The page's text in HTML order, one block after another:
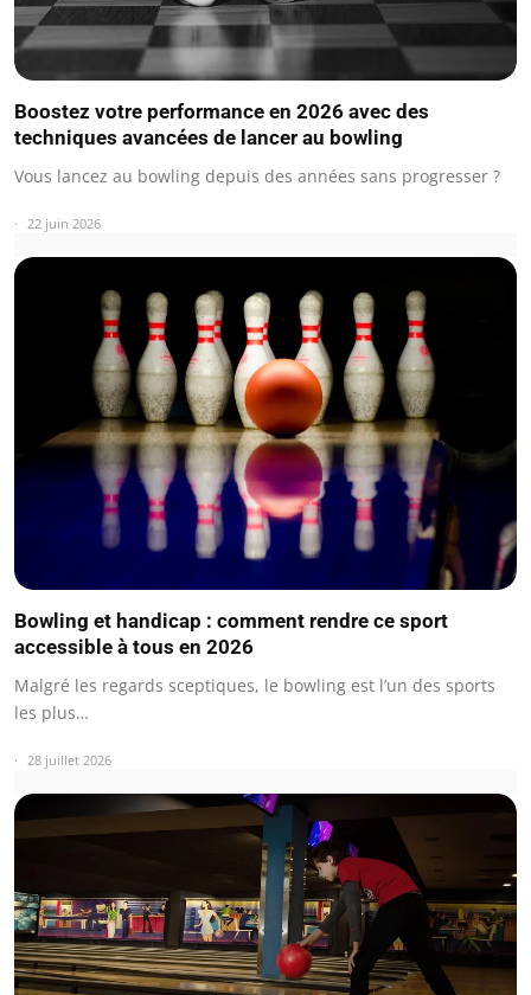
Boostez votre performance en 2026 avec des
techniques avancées de lancer au bowling
Vous lancez au bowling depuis des années sans progresser ?
22 juin 2026
Bowling et handicap : comment rendre ce sport
accessible à tous en 2026
Malgré les regards sceptiques, le bowling est l’un des sports
les plus…
28 juillet 2026